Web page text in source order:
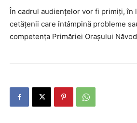
În cadrul audiențelor vor fi primiți, în
cetățenii care întâmpină probleme
competența Primăriei Orașului